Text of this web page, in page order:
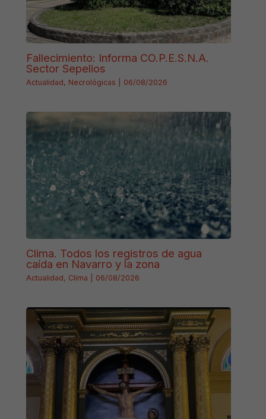
Fallecimiento: Informa CO.P.E.S.N.A.
Sector Sepelios
Actualidad, Necrológicas 06/08/2026
Clima. Todos los registros de agua
caída en Navarro y la zona
Actualidad, Clima 06/08/2026